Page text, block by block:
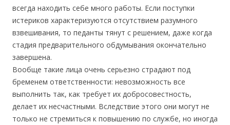
всегда находить себе много работы. Если поступки
истериков характеризуются отсутствием разумного
взвешивания, то педанты тянут с решением, даже когда
стадия предварительного обдумывания окончательно
завершена.
Вообще такие лица очень серьезно страдают под
бременем ответственности: невозможность все
выполнить так, как требует их добросовестность,
делает их несчастными. Вследствие этого они могут не
только не стремиться к повышению по службе, но иногда